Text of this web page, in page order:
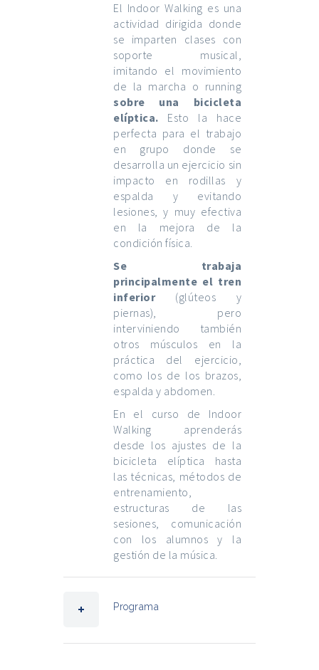
El Indoor Walking es una
actividad dirigida donde
se imparten clases con
soporte musical,
imitando el movimiento
de la marcha o running
sobre una bicicleta
elíptica. Esto la hace
perfecta para el trabajo
en grupo donde se
desarrolla un ejercicio sin
impacto en rodillas y
espalda y evitando
lesiones, y muy efectiva
en la mejora de la
condición física.
Se trabaja
principalmente el tren
inferior(glúteos y
piernas), pero
interviniendo también
otros músculos en la
práctica del ejercicio,
como los de los brazos,
espalda y abdomen.
En el curso de Indoor
Walking aprenderás
desde los ajustes de la
bicicleta elíptica hasta
las técnicas, métodos de
entrenamiento,
estructuras de las
sesiones, comunicación
con los alumnos y la
gestión de la música.
Programa